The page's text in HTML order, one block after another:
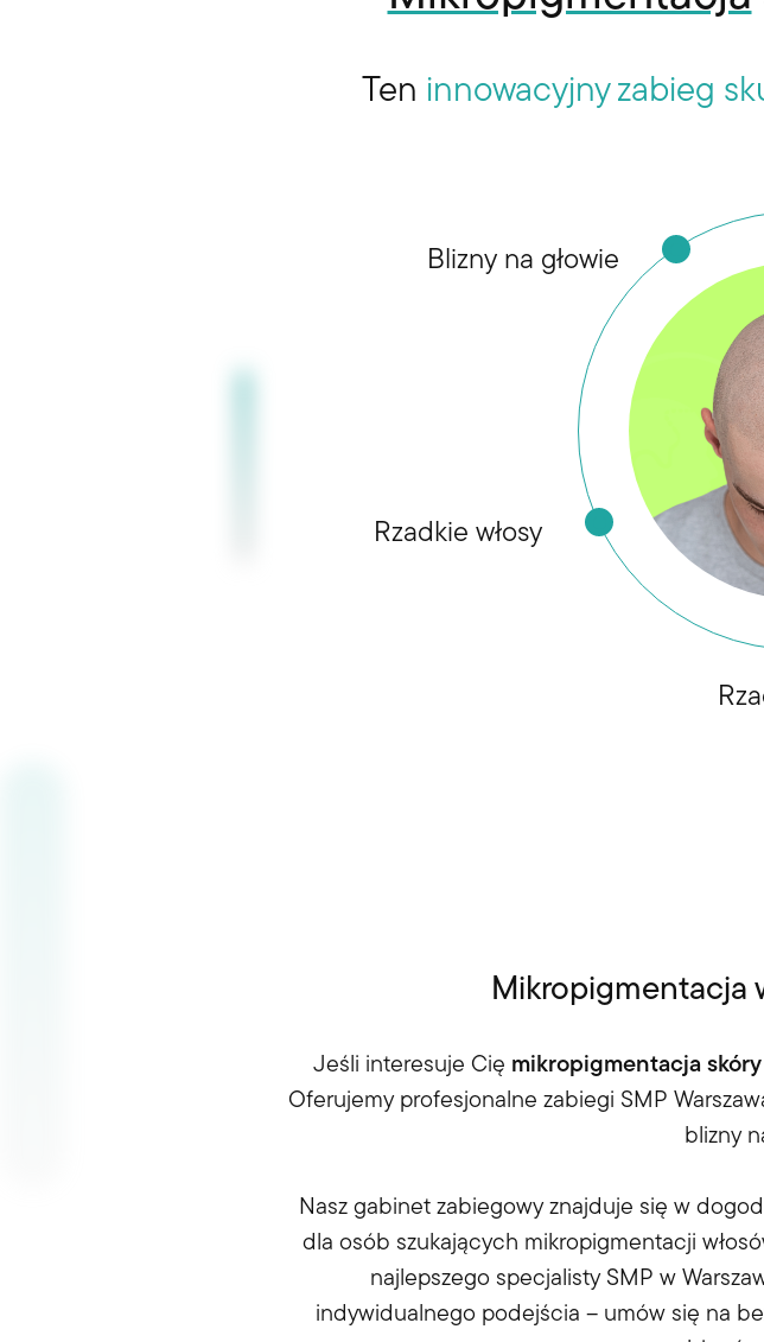
Ten innowacyjny zabieg
Rzadkie włosy
Blizny na głowie
Mikropigmentacja
Jeśli interesuje Cię mikropigmentacja
Oferujemy profesjonalne zabiegi SMP
blizny
Nasz gabinet zabiegowy znajduje się w
dla osób szukających mikropigmentacji
najlepszego specjalisty SMP w
indywidualnego podejścia – umów się na